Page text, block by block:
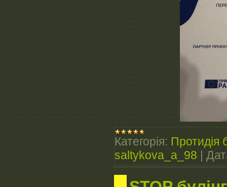
Категорія: Протидія
saltykova_a_98 |